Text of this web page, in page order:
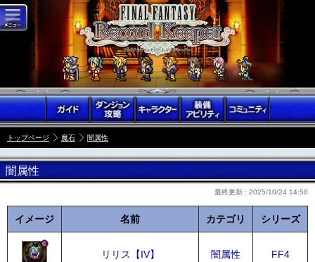
トップページ 魔石 闇属性
闇属性
最終更新 : 2025/10/24 14:58
イメージ 名前 カテゴリ シリーズ
リリス【IV】 闇属性 FF4